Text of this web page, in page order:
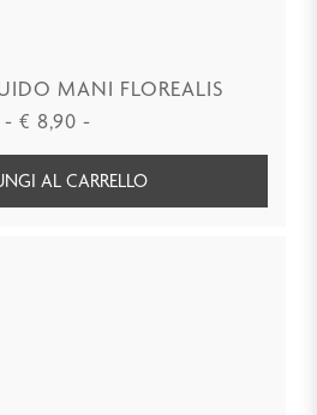
MANI FLOREALIS
- € 8,90 -
AL CARRELLO